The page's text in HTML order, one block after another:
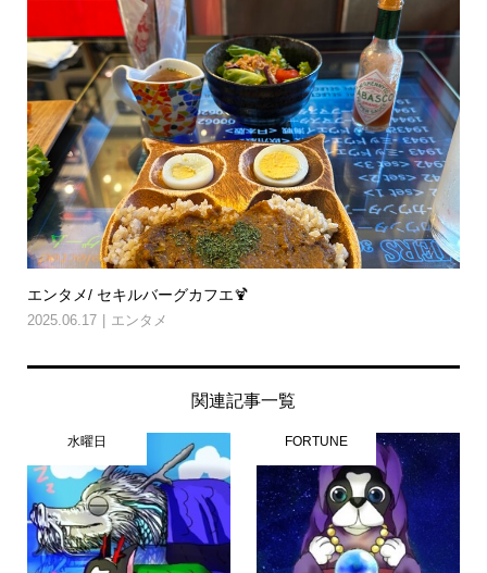
エンタメ/ セキルバーグカフエ🍹
2025.06.17 エンタメ
関連記事一覧
水曜日 FORTUNE